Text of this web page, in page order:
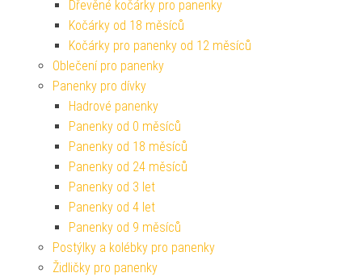
Dřevěné kočárky pro panenky
Kočárky od 18 měsíců
Kočárky pro panenky od 12 měsíců
Oblečení pro panenky
Panenky pro dívky
Hadrové panenky
Panenky od 0 měsíců
Panenky od 18 měsíců
Panenky od 24 měsíců
Panenky od 3 let
Panenky od 4 let
Panenky od 9 měsíců
Postýlky a kolébky pro panenky
Židličky pro panenky